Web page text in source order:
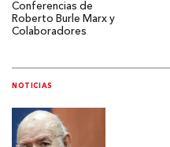
Conferencias de
Roberto Burle Marx y
Colaboradores
NOTICIAS